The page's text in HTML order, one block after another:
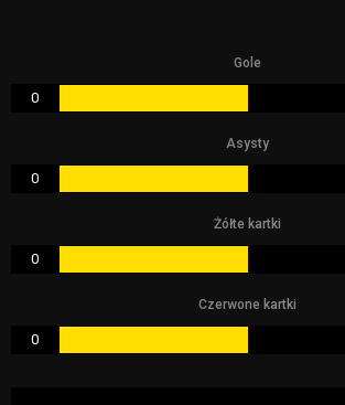
Gole
0
Asysty
0
Żółte kartki
0
Czerwone kartki
0